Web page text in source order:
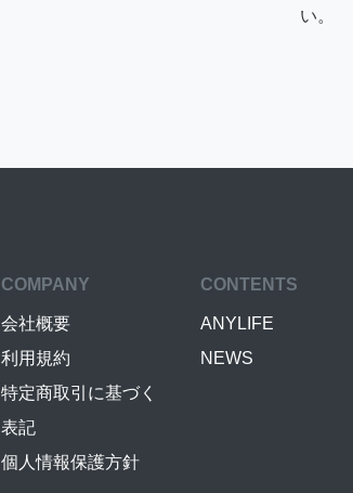
い。
COMPANY
会社概要
利用規約
特定商取引に基づく
表記
個人情報保護方針
CONTENTS
ANYLIFE
NEWS